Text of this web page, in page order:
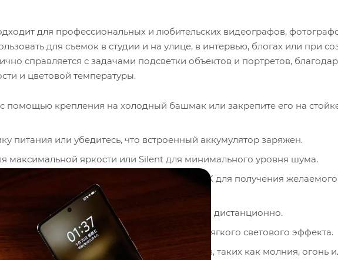
для профессиональных и любительских видеографов,
для съемок в студии и на улице, в интервью, блогах или при
справляется с задачами подсветки объектов и портретов,
и цветовой температуры.
с помощью крепления на холодный башмак или закрепите его на
питания или убедитесь, что встроенный аккумулятор заряжен.
максимальной яркости или Silent для минимального уровня шума.
температуру в диапазоне от 2300K до 6500K для получения желаемого
Bluetooth для управления осветителем дистанционно.
такие как диффузор, для создания мягкого светового эффекта.
из предустановленных световых эффектов, таких как молния, огонь